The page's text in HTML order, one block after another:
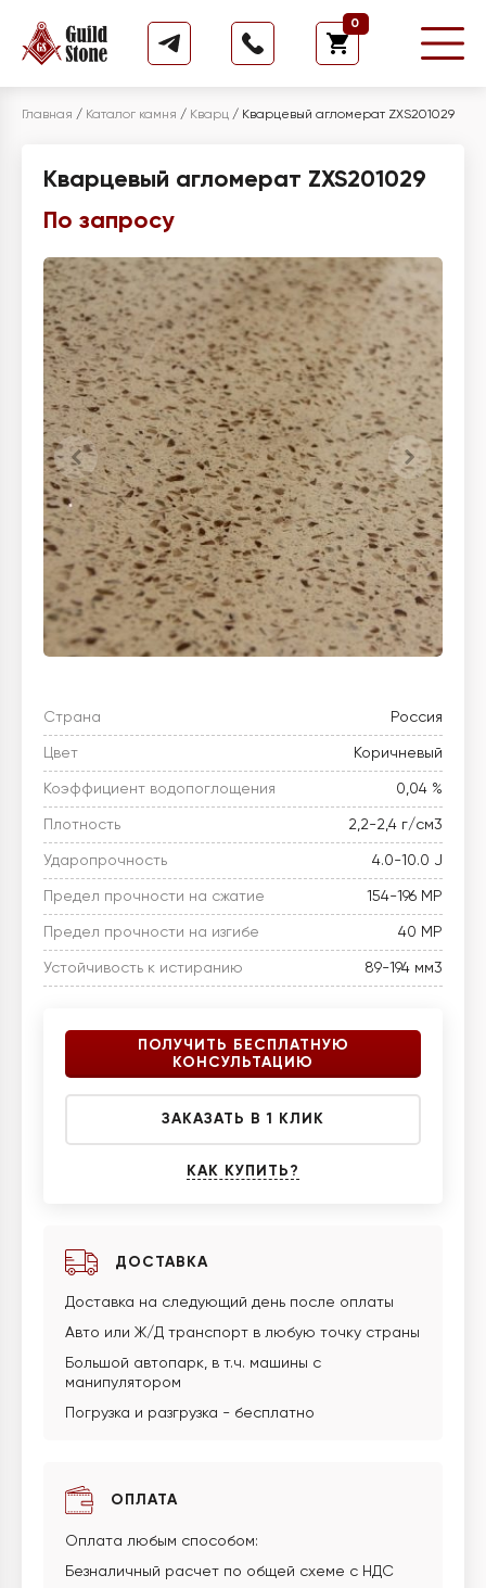
0
Главная / Каталог камня / Кварц / Кварцевый агломерат ZXS201029
Кварцевый агломерат ZXS201029
По запросу
Страна Россия
Цвет Коричневый
Коэффициент водопоглощения 0,04 %
Плотность 2,2-2,4 г/см3
Ударопрочность 4.0-10.0 J
Предел прочности на сжатие 154-196 МР
Предел прочности на изгибе 40 МР
Устойчивость к истиранию 89-194 мм3
ПОЛУЧИТЬ БЕСПЛАТНУЮ
КОНСУЛЬТАЦИЮ
ЗАКАЗАТЬ В 1 КЛИК
КАК КУПИТЬ?
ДОСТАВКА
Доставка на следующий день после оплаты
Авто или Ж/Д транспорт в любую точку страны
Большой автопарк, в т.ч. машины с
манипулятором
Погрузка и разгрузка - бесплатно
ОПЛАТА
Оплата любым способом:
Безналичный расчет по общей схеме с НДС